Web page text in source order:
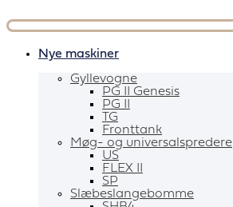
til
Nye maskiner
Gyllevogne
PG II Genesis
PG II
TG
Fronttank
Møg- og universalspredere
US
FLEX II
SP
Slæbeslangebomme